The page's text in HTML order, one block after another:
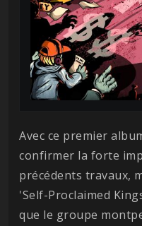
Avec ce premier
confirmer la forte
précédents travaux,
'Self-Proclaimed
que le groupe